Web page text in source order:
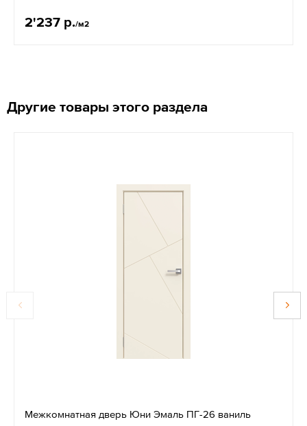
2'237 р./м2
Другие товары этого раздела
Межкомнатная дверь Юни Эмаль ПГ-26 ваниль